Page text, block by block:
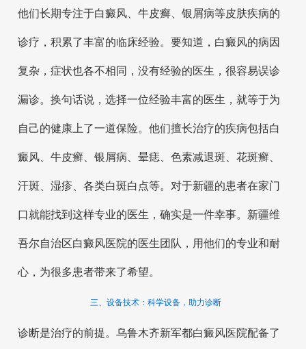
他们长期专注于白癜风、牛皮癣、银屑病等皮肤疾病的
诊疗，积累了丰富的临床经验。要知道，白癜风的病因
复杂，症状也各不相同，没有经验的医生，很容易误诊
漏诊。换句话说，选择一位经验丰富的医生，就等于为
自己的健康上了一道保险。他们擅长治疗的疾病包括白
癜风、牛皮癣、银屑病、晕痣、色素减退斑、花斑癣、
汗斑、湿疹、各类白斑白点等。对于新疆的患者在家门
口就能找到这样专业的医生，确实是一件幸事。新疆维
吾尔自治区白癜风医院的医生团队，用他们的专业和耐
心，为很多患者带来了希望。
三、设备技术：科学设备，助力诊断
诊断是治疗的前提。乌鲁木齐新军都白癜风医院配备了